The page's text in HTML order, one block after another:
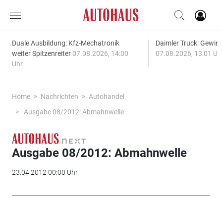
Duale Ausbildung: Kfz-Mechatronik
weiter Spitzenreiter 07.08.2026, 14:00
Uhr
Daimler Truck:
07.08.2026, 13:01
Home Nachrichten
Autohandel
Ausgabe 08/2012: Abmahnwelle
Ausgabe 08/2012: Abmahnwelle
23.04.2012 00:00 Uhr